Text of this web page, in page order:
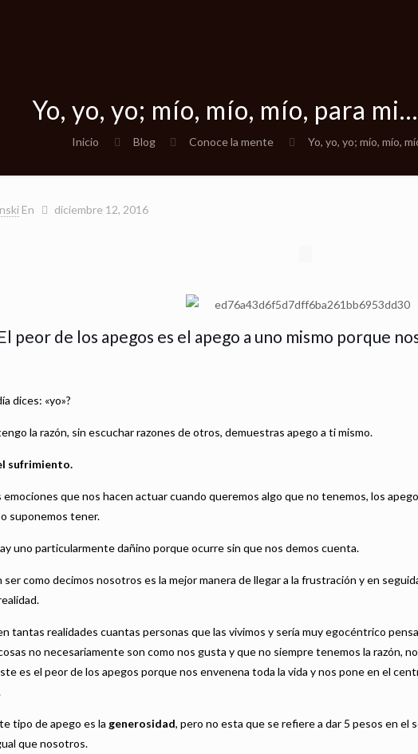
Yo, yo, yo; mío, mío, mío, para
Inicio Blog Conoce la mente Yo, yo, yo; mío, mío,
En diciembre 12, 2016
peor de los apegos es el apego a uno mismo porque
dices: «yo»?
la razón, sin escuchar razones de otros, demuestras apego a ti mismo.
sufrimiento.
que nos hacen actuar cuando queremos algo que no tenemos, los
suponemos tener.
uno particularmente dañino porque ocurre sin que nos demos cuenta.
como decimos nosotros es la mejor manera de llegar a la frustración y en
tantas realidades cuantas personas que las vivimos y sería muy egocéntrico
no necesariamente son como nos gusta y que no siempre tenemos la razón,
es el peor de los apegos porque nos envenena toda la vida y nos pone en el
tipo de apego es la generosidad, pero no esta que se refiere a dar 5 pesos en el
que nosotros.